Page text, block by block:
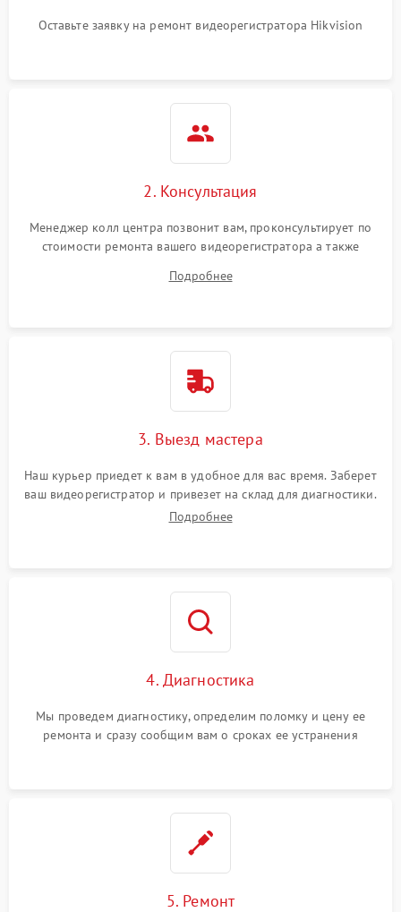
Оставьте заявку на ремонт видеорегистратора Hikvision
2. Консультация
Менеджер колл центра позвонит вам, проконсультирует по
стоимости ремонта вашего видеорегистратора а также
Подробнее
3. Выезд мастера
Наш курьер приедет к вам в удобное для вас время. Заберет
ваш видеорегистратор и привезет на склад для диагностики.
Подробнее
4. Диагностика
Мы проведем диагностику, определим поломку и цену ее
ремонта и сразу сообщим вам о сроках ее устранения
5. Ремонт